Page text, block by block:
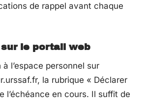
de rappel avant chaque
le portail web
l’espace personnel sur
la rubrique « Déclarer
l’échéance en cours. Il suffit de